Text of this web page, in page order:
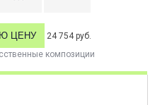
ЦЕНУ
24 754 руб.
композиции